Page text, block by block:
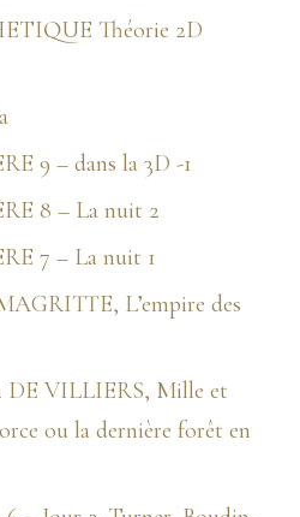
Théorie 2D
9 – dans la 3D -1
8 – La nuit 2
7 – La nuit 1
L’empire des
DE VILLIERS, Mille et
ou la dernière forêt en